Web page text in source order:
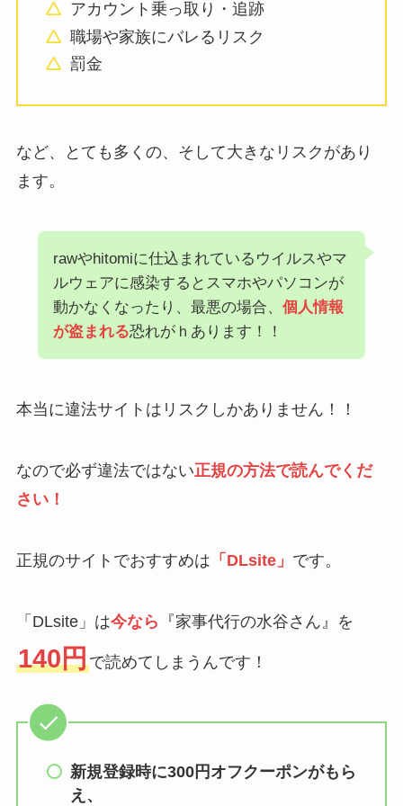
アカウント乗っ取り・追跡
職場や家族にバレるリスク
罰金
など、とても多くの、そして大きなリスクがあり
ます。
rawやhitomiに仕込まれているウイルスやマ
ルウェアに感染するとスマホやパソコンが
動かなくなったり、最悪の場合、 個人情報
が盗まれる恐れがｈあります！！
本当に違法サイトはリスクしかありません！！
なので必ず違法ではない正規の方法で読んでくだ
さい！
正規のサイトでおすすめは 「DLsite」 です。
「DLsite」は今なら 『家事代行の水谷さん』を
140円で読めてしまうんです！
新規登録時に300円オフクーポンがもら
え、